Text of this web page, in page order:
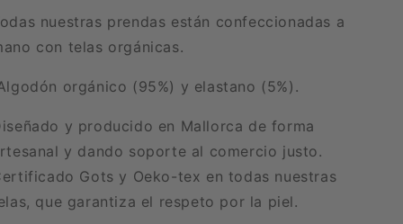
nuestras prendas están confeccionadas a
con telas orgánicas.
orgánico (95%) y elastano (5%).
y producido en Mallorca de forma
y dando soporte al comercio justo.
Gots y Oeko-tex en todas nuestras
que garantiza el respeto por la piel.